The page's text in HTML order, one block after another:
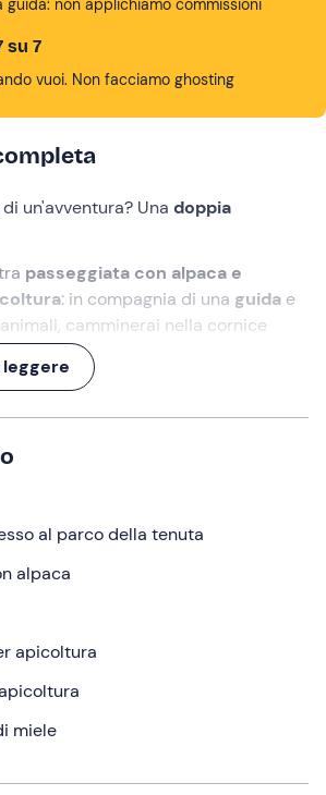
guida: non applichiamo commissioni
su 7
vuoi. Non facciamo ghosting
un'avventura? Una doppia
passeggiata con alpaca e
: in compagnia di una guida e
camminerai nella cornice
fino a raggiungere l'
propria conoscenza e passione
ore
di miele
selezionato nel punto di
. Ad accoglierci sarà la
questa
tutti i partecipanti, l'esperienza
breve presentazione
è, come si comporta e come
dunque al loro recinto per
al parco della tenuta
alpaca
apicoltura
miele